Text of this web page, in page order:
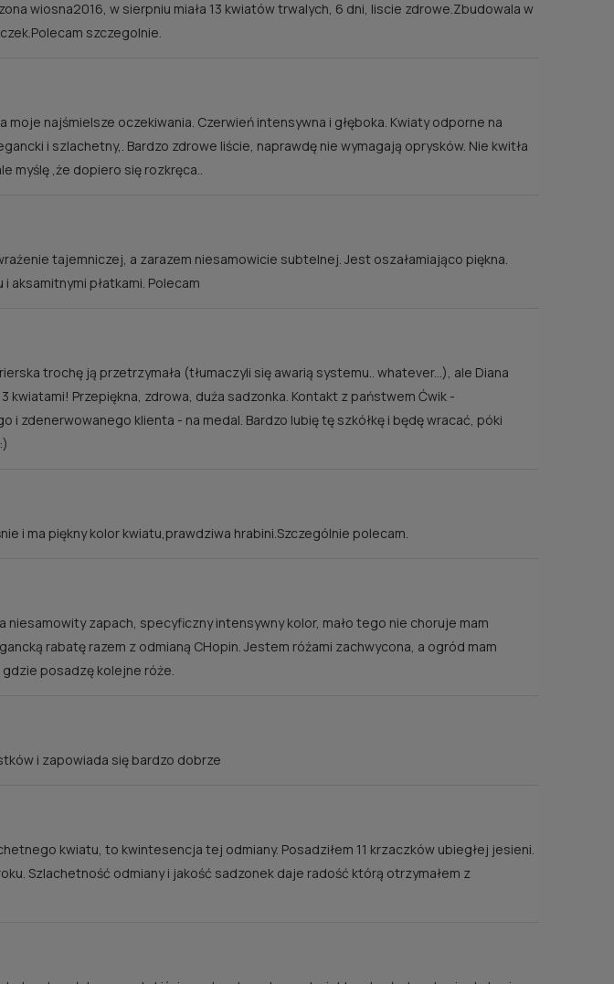
RÓŻA LADY KUTNO /
SCHÖNE VOM SEE®
RÓŻA JOHN DAVIS
wiosna2016, w sierpniu miała 13 kwiatów trwalych, 6 dni, liscie zdrowe.Zbudowala w
szczegolnie.
najśmielsze oczekiwania. Czerwień intensywna i głęboka. Kwiaty odporne na
i szlachetny,. Bardzo zdrowe liście, naprawdę nie wymagają oprysków. Nie kwitła
myślę ,że dopiero się rozkręca..
tajemniczej, a zarazem niesamowicie subtelnej. Jest oszałamiająco piękna.
aksamitnymi płatkami. Polecam
trochę ją przetrzymała (tłumaczyli się awarią systemu.. whatever...), ale Diana
kwiatami! Przepiękna, zdrowa, duża sadzonka. Kontakt z państwem Ćwik -
zdenerwowanego klienta - na medal. Bardzo lubię tę szkółkę i będę wracać, póki
i ma piękny kolor kwiatu,prawdziwa hrabini.Szczególnie polecam.
niesamowity zapach, specyficzny intensywny kolor, mało tego nie choruje mam
rabatę razem z odmianą CHopin. Jestem różami zachwycona, a ogród mam
posadzę kolejne róże.
i zapowiada się bardzo dobrze
kwiatu, to kwintesencja tej odmiany. Posadziłem 11 krzaczków ubiegłej jesieni.
Szlachetność odmiany i jakość sadzonek daje radość którą otrzymałem z